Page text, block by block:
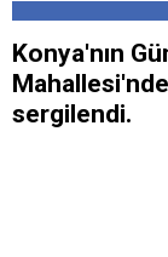
Konya'nın
sergilendi.